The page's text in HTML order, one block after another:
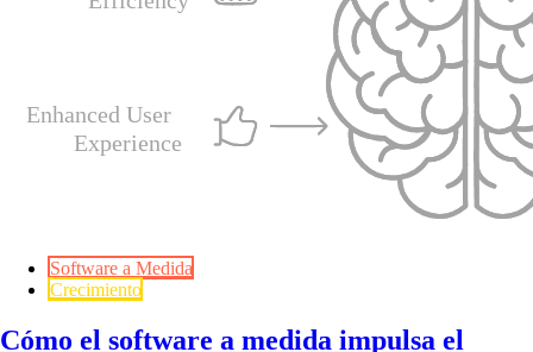
Software a Medida
Crecimiento
Cómo el software a medida impulsa el